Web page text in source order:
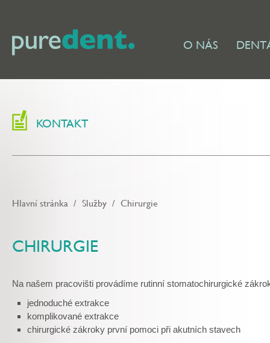
O NÁS
KONTAKT
Hlavní stránka / Služby / Chirurgie
CHIRURGIE
Na našem pracovišti provádíme rutinní stomatochirurgické
jednoduché extrakce
komplikované extrakce
chirurgické zákroky první pomoci při akutních stavech